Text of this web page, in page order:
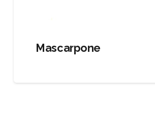
Mascarpone